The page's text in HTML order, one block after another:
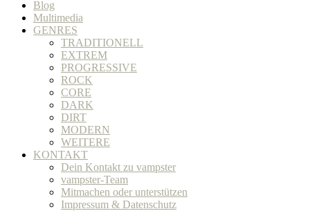
Blog
Multimedia
GENRES
TRADITIONELL
EXTREM
PROGRESSIVE
ROCK
CORE
DARK
DIRT
MODERN
WEITERE
KONTAKT
Dein Kontakt zu vampster
vampster-Team
Mitmachen oder unterstützen
Impressum & Datenschutz